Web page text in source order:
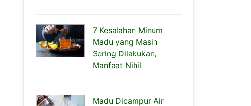
7 Kesalahan Minum
Madu yang Masih
Sering Dilakukan,
Manfaat Nihil
Madu Dicampur Air